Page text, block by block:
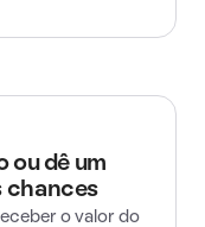
ou dê um
chances
o valor do